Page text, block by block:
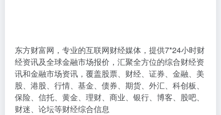
东方财富网，专业的互联网财经媒体，提供7*24小时财
经资讯及全球金融市场报价，汇聚全方位的综合财经资
讯和金融市场资讯，覆盖股票、财经、证券、金融、美
股、港股、行情、基金、债券、期货、外汇、科创板、
保险、信托、黄金、理财、商业、银行、博客、股吧、
财迷、论坛等财经综合信息